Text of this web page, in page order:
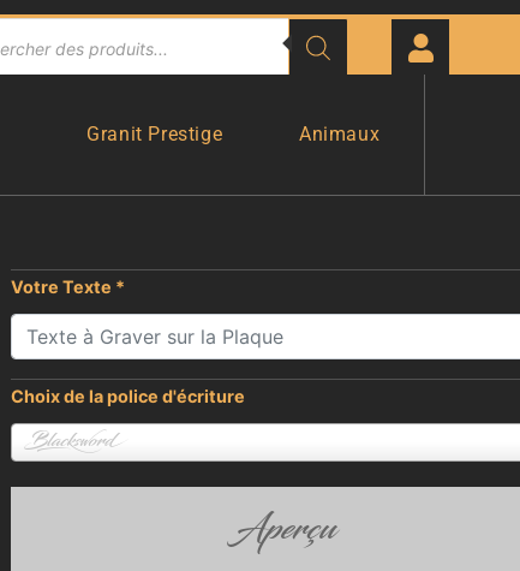
Granit Prestige Animaux
Votre Texte *
Choix de la police d'écriture
Blacksword
Aperçu